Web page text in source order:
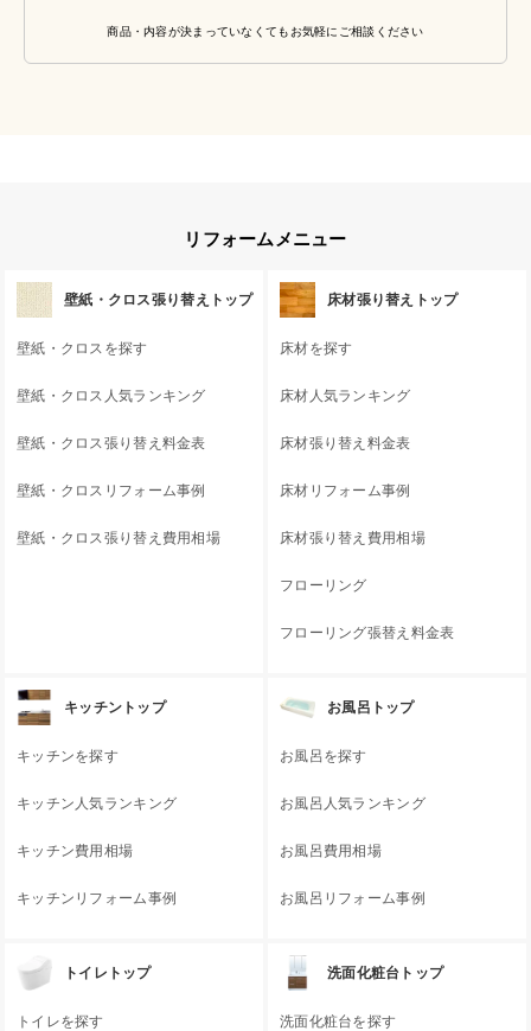
商品・内容が決まっていなくてもお気軽にご相談ください
リフォームメニュー
壁紙・クロス張り替えトップ
壁紙・クロスを探す
壁紙・クロス人気ランキング
壁紙・クロス張り替え料金表
壁紙・クロスリフォーム事例
壁紙・クロス張り替え費用相場
床材張り替えトップ
床材を探す
床材人気ランキング
床材張り替え料金表
床材リフォーム事例
床材張り替え費用相場
フローリング
フローリング張替え料金表
キッチントップ
キッチンを探す
キッチン人気ランキング
キッチン費用相場
キッチンリフォーム事例
お風呂トップ
お風呂を探す
お風呂人気ランキング
お風呂費用相場
お風呂リフォーム事例
トイレトップ
トイレを探す
洗面化粧台トップ
洗面化粧台を探す